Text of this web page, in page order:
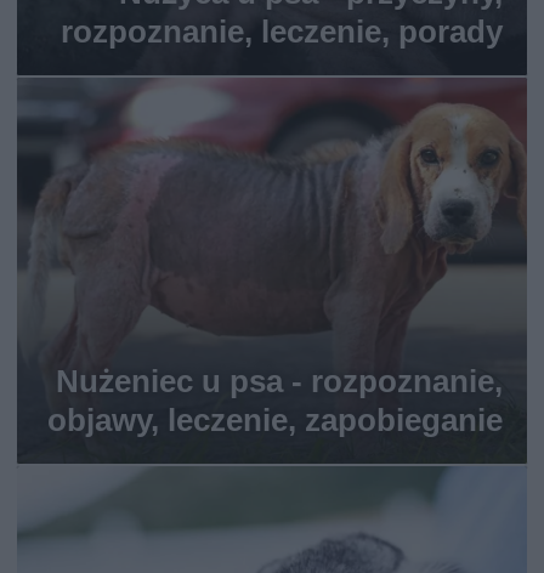
rozpoznanie, leczenie, porady
Nużeniec u psa - rozpoznanie,
objawy, leczenie, zapobieganie